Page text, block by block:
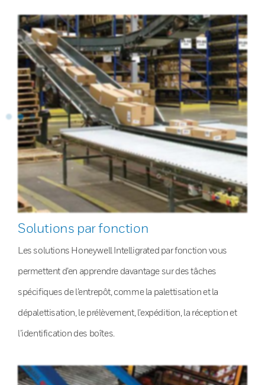
Solutions par fonction
Les solutions Honeywell Intelligrated par fonction vous
permettent d’en apprendre davantage sur des tâches
spécifiques de l’entrepôt, comme la palettisation et la
dépalettisation, le prélèvement, l’expédition, la réception et
l’identification des boîtes.